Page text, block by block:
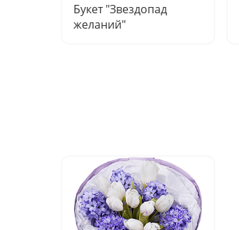
Букет "Звездопад
желаний"